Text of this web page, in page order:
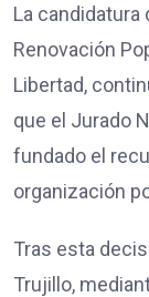
La candidatura
Renovación
Libertad,
que el Jurado
fundado el
organización
Tras esta
Trujillo,